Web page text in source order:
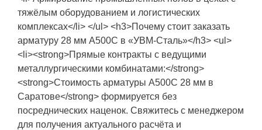
тяжёлым оборудованием и логистических
комплексах</li> </ul> <h3>Почему стоит заказать
арматуру 28 мм А500С в «УВМ-Сталь»</h3> <ul>
<li><strong>Прямые контракты с ведущими
металлургическими комбинатами:</strong>
<strong>Стоимость арматуры А500С 28 мм в
Саратове</strong> формируется без
посреднических наценок. Свяжитесь с менеджером
для получения актуального расчёта и